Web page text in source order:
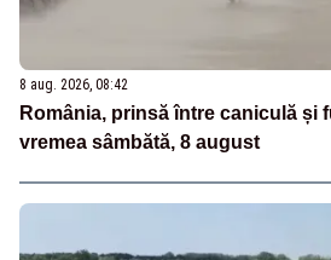
8 aug. 2026, 08:42
România, prinsă între caniculă și
vremea sâmbătă, 8 august